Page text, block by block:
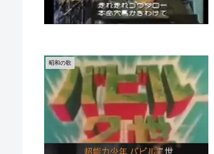
昭和の歌